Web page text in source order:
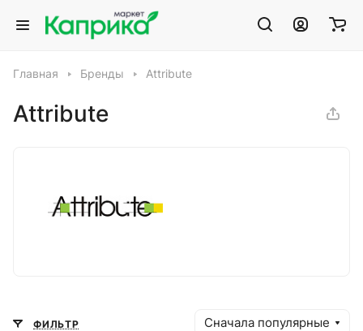
Главная Бренды Attribute
Attribute
ФИЛЬТР Сначала популярные